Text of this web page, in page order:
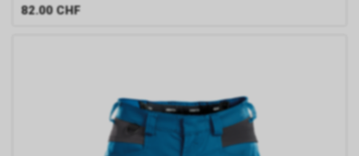
82.00 CHF